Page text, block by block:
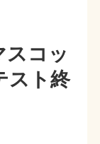
スコッ
スト終